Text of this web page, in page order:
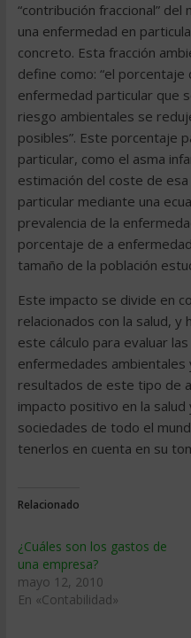
“contribución fraccional”
una enfermedad en
concreto. Esta fracción
define como: “el porcentaje
enfermedad particular que
riesgo ambientales se
posibles”. Este porcentaje
particular, como el asma
estimación del coste de
particular mediante una
prevalencia de la
porcentaje de a
tamaño de la población
Este impacto se divide en
relacionados con la salud, y
este cálculo para evaluar
enfermedades ambientales
resultados de este tipo de
impacto positivo en la
sociedades de todo el
tenerlos en cuenta en su
Relacionado
¿Cuáles son los gastos de
una empresa?
mayo 12, 2010
En «Contabilidad»